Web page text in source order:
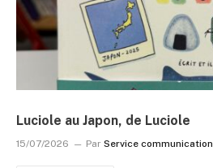
Luciole au Japon, de Luciole
15/07/2026 Par Service communication